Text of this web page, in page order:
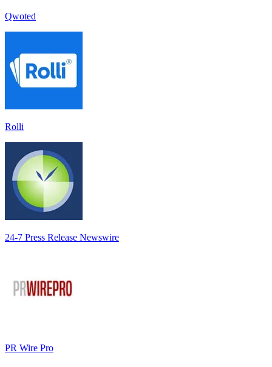
Qwoted
Rolli
24-7 Press Release Newswire
PR Wire Pro